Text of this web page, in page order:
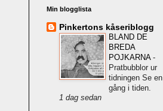
Min blogglista
Pinkertons kåseriblogg
BLAND DE
BREDA
POJKARNA -
Pratbubblor ur
tidningen Se en
gång i tiden.
1 dag sedan